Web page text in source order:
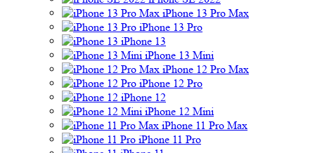
iPhone 13 Pro Max
iPhone 13 Pro
iPhone 13
iPhone 13 Mini
iPhone 12 Pro Max
iPhone 12 Pro
iPhone 12
iPhone 12 Mini
iPhone 11 Pro Max
iPhone 11 Pro